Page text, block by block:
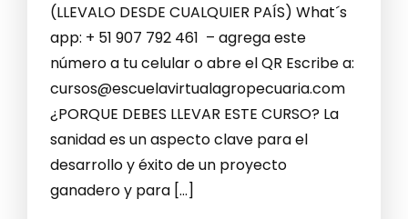
(LLEVALO DESDE CUALQUIER PAÍS) What´s
app: + 51 907 792 461 – agrega este
número a tu celular o abre el QR Escribe a:
cursos@escuelavirtualagropecuaria.com
¿PORQUE DEBES LLEVAR ESTE CURSO? La
sanidad es un aspecto clave para el
desarrollo y éxito de un proyecto
ganadero y para […]